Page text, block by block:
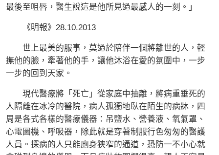
最後至咀唇，醫生說這是他所見過最感人的一刻。」
《明報》28.10.2013
世上最美的服事，莫過於陪伴一個將離世的人，輕
撫他的臉，牽著他的手，讓他沐浴在愛的氛圍中，一步
一步的回到天家。
現代醫療將「死亡」從家庭中抽離，將病重垂死的
人隔離在冰冷的醫院，病人孤獨地臥在陌生的病牀，四
周是各式各樣的醫療儀器：吊鹽水、營養液、氧氣罩、
心電圖機、呼吸器，除此就是穿著制服行色匆匆的醫護
人員。探病的人只能廁身狹窄的通道，恐防一不小心就